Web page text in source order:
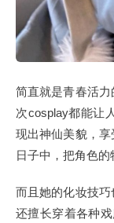
简直就是青春活
次cosplay都能让
现出神仙美貌，
日子中，把角色的
而且她的化妆技
还擅长穿着各种